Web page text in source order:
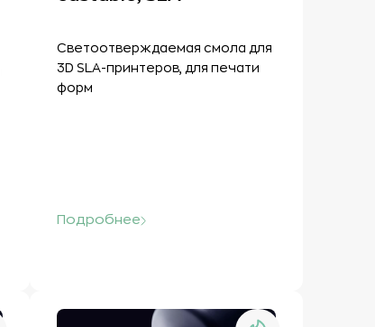
Светоотверждаемая смола для
3D SLA-принтеров, для печати
форм
Подробнее